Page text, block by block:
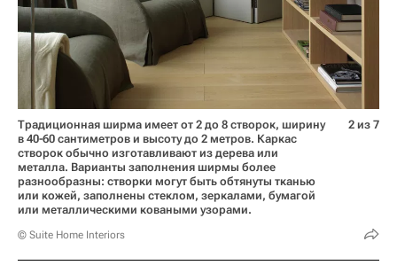
Традиционная ширма имеет от 2 до 8 створок, ширину
в 40-60 сантиметров и высоту до 2 метров. Каркас
створок обычно изготавливают из дерева или
металла. Варианты заполнения ширмы более
разнообразны: створки могут быть обтянуты тканью
или кожей, заполнены стеклом, зеркалами, бумагой
или металлическими коваными узорами.
© Suite Home Interiors
2 из 7